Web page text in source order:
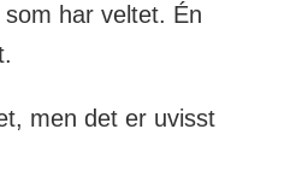
har veltet. Én
men det er uvisst